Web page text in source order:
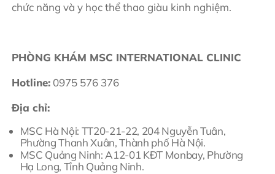
chức năng và y học thể thao giàu kinh nghiệm.
PHÒNG KHÁM MSC INTERNATIONAL CLINIC
Hotline: 0975 576 376
Địa chỉ:
MSC Hà Nội: TT20-21-22, 204 Nguyễn Tuân,
Phường Thanh Xuân, Thành phố Hà Nội.
MSC Quảng Ninh: A12-01 KĐT Monbay, Phường
Hạ Long, Tỉnh Quảng Ninh.